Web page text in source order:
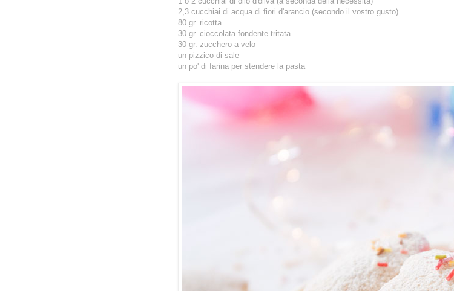
2,3 cucchiai di acqua di fiori d'arancio (secondo il vostro gusto)
80 gr. ricotta
30 gr. cioccolata fondente tritata
30 gr. zucchero a velo
un pizzico di sale
un po' di farina per stendere la pasta